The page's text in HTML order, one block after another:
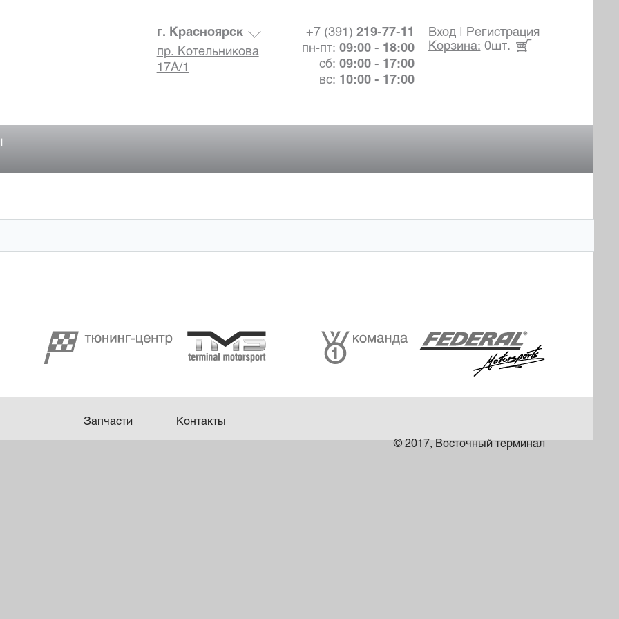
Вход|
Регистрация
Корзина: 0шт.
+7 (391) 219-77-11
пн-пт: 09:00 - 18:00
сб: 09:00 - 17:00
вс: 10:00 - 17:00
г. Красноярск
пр. Котельникова
17А/1
Запчасти Контакты
© 2017, Восточный терминал